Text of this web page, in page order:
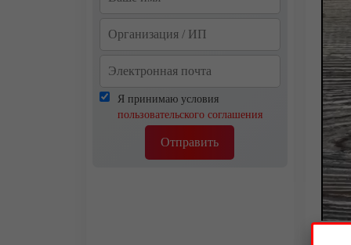
Я принимаю условия
пользовательского соглашения
Отправить